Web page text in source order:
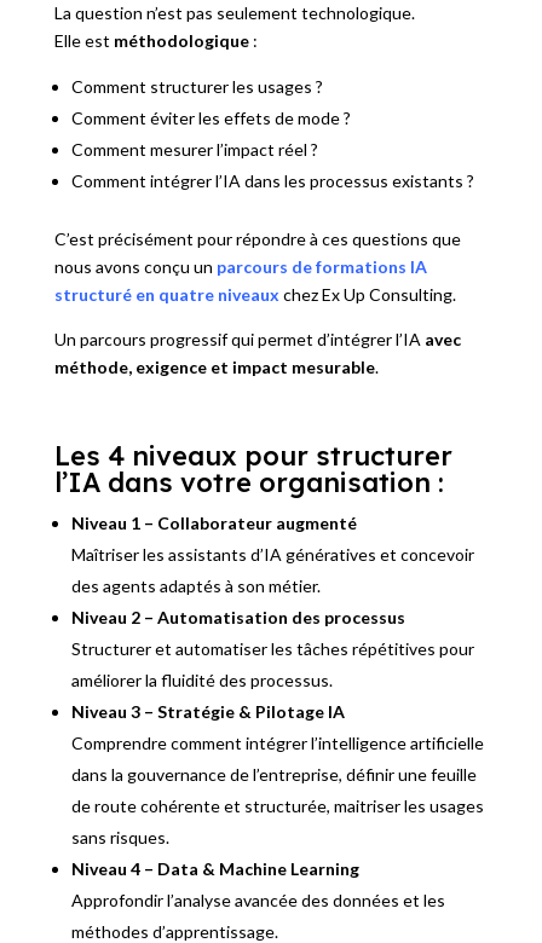
La question n’est pas seulement technologique.
Elle est méthodologique:
Comment structurer les usages ?
Comment éviter les effets de mode ?
Comment mesurer l’impact réel ?
Comment intégrer l’IA dans les processus existants ?
C’est précisément pour répondre à ces questions que
nous avons conçu un parcours de formations IA
structuré en quatre niveaux chez Ex Up Consulting.
Un parcours progressif qui permet d’intégrer l’IA avec
méthode, exigence et impact mesurable.
Les 4 niveaux pour structurer
l’IA dans votre organisation :
Niveau 1 – Collaborateur augmenté
Maîtriser les assistants d’IA génératives et concevoir
des agents adaptés à son métier.
Niveau 2 – Automatisation des processus
Structurer et automatiser les tâches répétitives pour
améliorer la fluidité des processus.
Niveau 3 – Stratégie & Pilotage IA
Comprendre comment intégrer l’intelligence artificielle
dans la gouvernance de l’entreprise, définir une feuille
de route cohérente et structurée, maitriser les usages
sans risques.
Niveau 4 – Data & Machine Learning
Approfondir l’analyse avancée des données et les
méthodes d’apprentissage.